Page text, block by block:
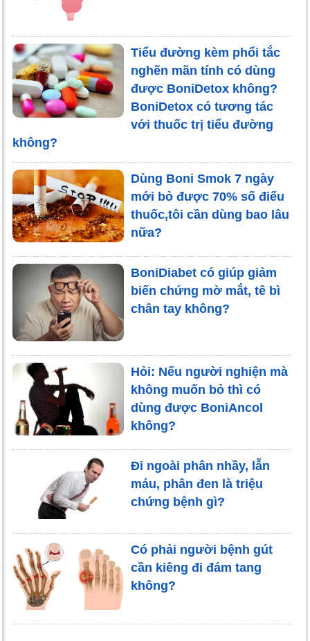
Tiểu đường kèm phổi tắc
nghẽn mãn tính có dùng
được BoniDetox không?
BoniDetox có tương tác
với thuốc trị tiểu đường
không?
Dùng Boni Smok 7 ngày
mới bỏ được 70% số điếu
thuốc,tôi cần dùng bao lâu
nữa?
BoniDiabet có giúp giảm
biến chứng mờ mắt, tê bì
chân tay không?
Hỏi: Nếu người nghiện mà
không muốn bỏ thì có
dùng được BoniAncol
không?
Đi ngoài phân nhầy, lẫn
máu, phân đen là triệu
chứng bệnh gì?
Có phải người bệnh gút
cần kiêng đi đám tang
không?